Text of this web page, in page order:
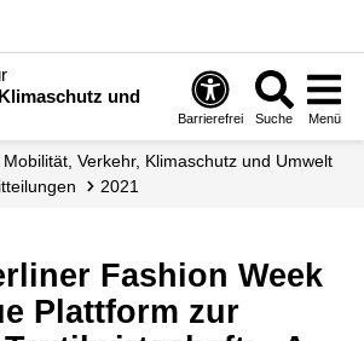
und
Barrierefrei Suche Menü
Mobilität, Verkehr, Klimaschutz und Umwelt
2021
Plattform zur